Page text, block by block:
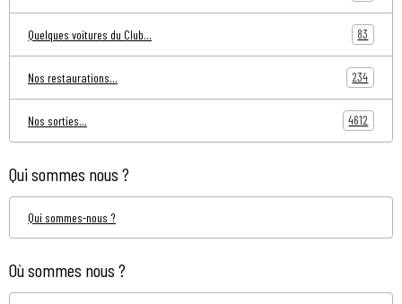
Quelques voitures du Club... 83
Nos restaurations... 234
Nos sorties... 4612
Qui sommes nous ?
Qui sommes-nous ?
Où sommes nous ?